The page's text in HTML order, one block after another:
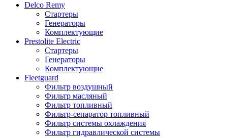
Delco Remy
Стартеры
Генераторы
Комплектующие
Prestolite Electric
Стартеры
Генераторы
Комплектующие
Fleetguard
Фильтр воздушный
Фильтр масляный
Фильтр топливный
Фильтр-сепаратор топливный
Фильтр системы охлаждения
Фильтр гидравлической системы